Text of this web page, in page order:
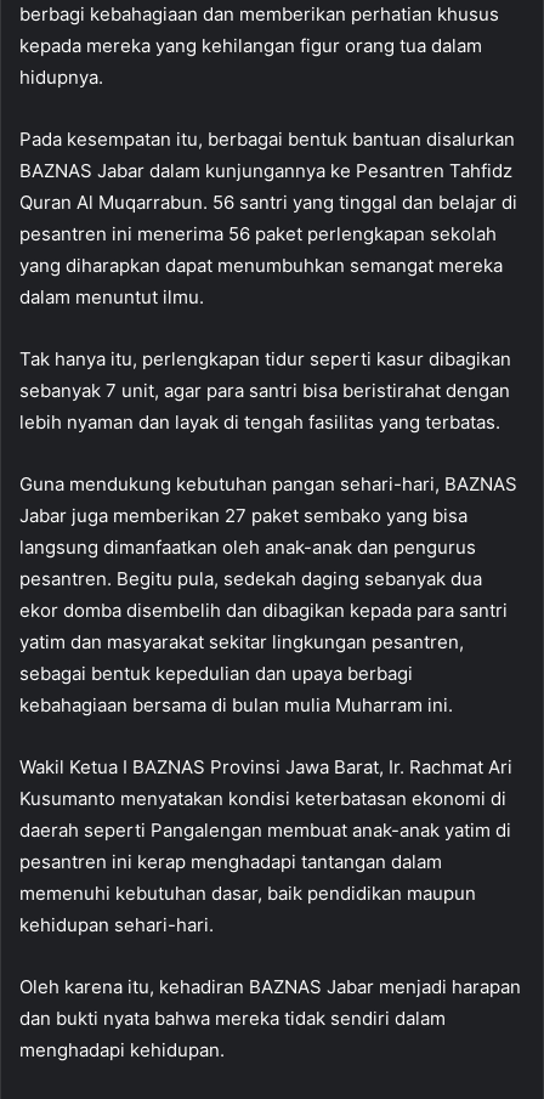
berbagi kebahagiaan dan memberikan perhatian khusus
kepada mereka yang kehilangan figur orang tua dalam
hidupnya.
Pada kesempatan itu, berbagai bentuk bantuan disalurkan
BAZNAS Jabar dalam kunjungannya ke Pesantren Tahfidz
Quran Al Muqarrabun. 56 santri yang tinggal dan belajar di
pesantren ini menerima 56 paket perlengkapan sekolah
yang diharapkan dapat menumbuhkan semangat mereka
dalam menuntut ilmu.
Tak hanya itu, perlengkapan tidur seperti kasur dibagikan
sebanyak 7 unit, agar para santri bisa beristirahat dengan
lebih nyaman dan layak di tengah fasilitas yang terbatas.
Guna mendukung kebutuhan pangan sehari-hari, BAZNAS
Jabar juga memberikan 27 paket sembako yang bisa
langsung dimanfaatkan oleh anak-anak dan pengurus
pesantren. Begitu pula, sedekah daging sebanyak dua
ekor domba disembelih dan dibagikan kepada para santri
yatim dan masyarakat sekitar lingkungan pesantren,
sebagai bentuk kepedulian dan upaya berbagi
kebahagiaan bersama di bulan mulia Muharram ini.
Wakil Ketua I BAZNAS Provinsi Jawa Barat, Ir. Rachmat Ari
Kusumanto menyatakan kondisi keterbatasan ekonomi di
daerah seperti Pangalengan membuat anak-anak yatim di
pesantren ini kerap menghadapi tantangan dalam
memenuhi kebutuhan dasar, baik pendidikan maupun
kehidupan sehari-hari.
Oleh karena itu, kehadiran BAZNAS Jabar menjadi harapan
dan bukti nyata bahwa mereka tidak sendiri dalam
menghadapi kehidupan.